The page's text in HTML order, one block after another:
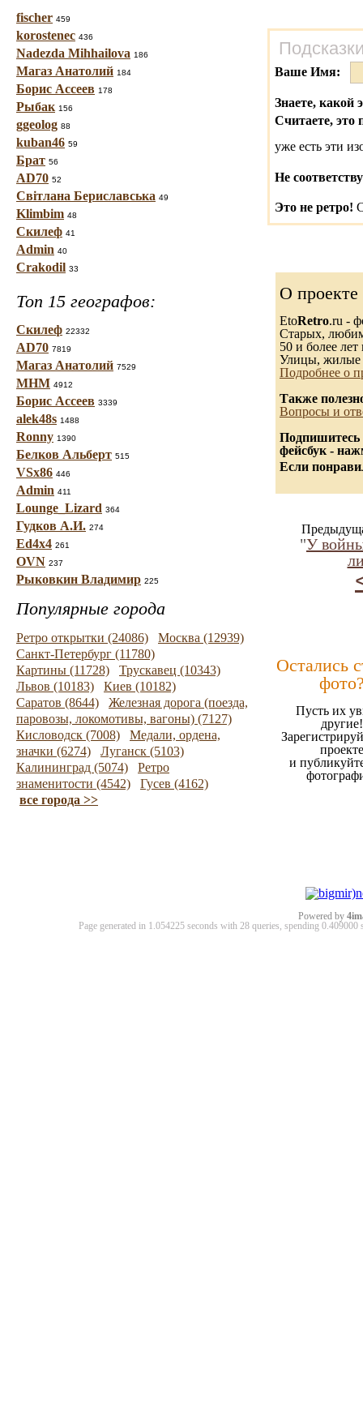
fischer 459
korostenec 436
Nadezda Mihhailova 186
Магаз Анатолий 184
Борис Ассеев 178
Рыбак 156
ggeolog 88
kuban46 59
Брат 56
AD70 52
Світлана Бериславська 49
Klimbim 48
Скилеф 41
Admin 40
Crakodil 33
Топ 15 географов:
Скилеф 22332
AD70 7819
Магаз Анатолий 7529
МНМ 4912
Борис Ассеев 3339
alek48s 1488
Ronny 1390
Белков Альберт 515
VSx86 446
Admin 411
Lounge_Lizard 364
Гудков А.И. 274
Ed4x4 261
OVN 237
Рыковкин Владимир 225
Популярные города
Ретро открытки (24086)
Москва (12939)
Санкт-Петербург (11780)
Картины (11728)
Трускавец (10343)
Львов (10183)
Киев (10182)
Саратов (8644)
Железная дорога (поезда,
паровозы, локомотивы, вагоны) (7127)
Кисловодск (7008)
Медали, ордена,
значки (6274)
Луганск (5103)
Калининград (5074)
Ретро
знаменитости (4542)
Гусев (4162)
все города >>
Ваше Имя:
Знаете, какой
Считаете, это
уже есть эти
Не
Это не ретро!
О проекте
EtoRetro.ru -
Старых,
50 и более лет
Улицы, жилые
Подробнее о
Также
Вопросы и
Подпишитесь
фейсбук -
Если
"У
Остались
Пусть их
другие!
проекте
и
Powered by
Page generated in 1.054225 seconds with 28 queries, spending